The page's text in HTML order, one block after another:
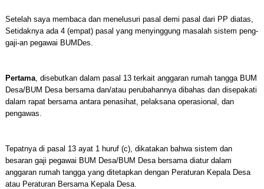
Setelah saya membaca dan menelusuri pasal demi pasal dari PP diatas,
Setidaknya ada 4 (empat) pasal yang menyinggung masalah sistem peng-
gaji-an pegawai BUMDes.
Pertama, disebutkan dalam pasal 13 terkait anggaran rumah tangga BUM
Desa/BUM Desa bersama dan/atau perubahannya dibahas dan disepakati
dalam rapat bersama antara penasihat, pelaksana operasional, dan
pengawas.
Tepatnya di pasal 13 ayat 1 huruf (c), dikatakan bahwa sistem dan
besaran gaji pegawai BUM Desa/BUM Desa bersama diatur dalam
anggaran rumah tangga yang ditetapkan dengan Peraturan Kepala Desa
atau Peraturan Bersama Kepala Desa.